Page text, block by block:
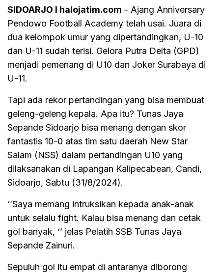
SIDOARJO I halojatim.com – Ajang Anniversary
Pendowo Football Academy telah usai. Juara di
dua kelompok umur yang dipertandingkan, U-10
dan U-11 sudah terisi. Gelora Putra Delta (GPD)
menjadi pemenang di U10 dan Joker Surabaya di
U-11.
Tapi ada rekor pertandingan yang bisa membuat
geleng-geleng kepala. Apa itu? Tunas Jaya
Sepande Sidoarjo bisa menang dengan skor
fantastis 10-0 atas tim satu daerah New Star
Salam (NSS) dalam pertandingan U10 yang
dilaksanakan di Lapangan Kalipecabean, Candi,
Sidoarjo, Sabtu (31/8/2024).
‘’Saya memang intruksikan kepada anak-anak
untuk selalu fight. Kalau bisa menang dan cetak
gol banyak, ‘’ jelas Pelatih SSB Tunas Jaya
Sepande Zainuri.
Sepuluh gol itu empat di antaranya diborong